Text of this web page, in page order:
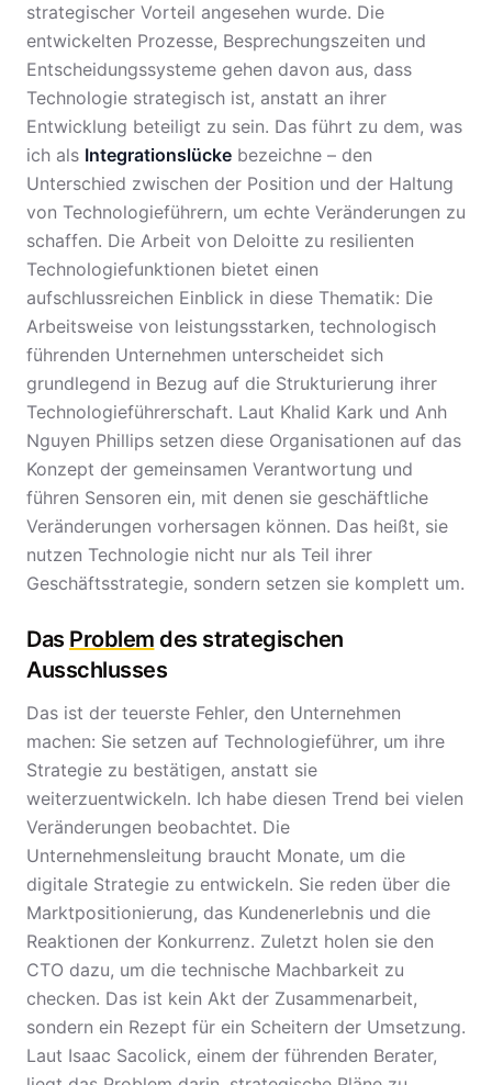
strategischer Vorteil angesehen wurde. Die
entwickelten Prozesse, Besprechungszeiten und
Entscheidungssysteme gehen davon aus, dass
Technologie strategisch ist, anstatt an ihrer
Entwicklung beteiligt zu sein. Das führt zu dem, was
ich als Integrationslücke bezeichne – den
Unterschied zwischen der Position und der Haltung
von Technologieführern, um echte Veränderungen zu
schaffen. Die Arbeit von Deloitte zu resilienten
Technologiefunktionen bietet einen
aufschlussreichen Einblick in diese Thematik: Die
Arbeitsweise von leistungsstarken, technologisch
führenden Unternehmen unterscheidet sich
grundlegend in Bezug auf die Strukturierung ihrer
Technologieführerschaft. Laut Khalid Kark und Anh
Nguyen Phillips setzen diese Organisationen auf das
Konzept der gemeinsamen Verantwortung und
führen Sensoren ein, mit denen sie geschäftliche
Veränderungen vorhersagen können. Das heißt, sie
nutzen Technologie nicht nur als Teil ihrer
Geschäftsstrategie, sondern setzen sie komplett um.
Das Problem des strategischen
Ausschlusses
Das ist der teuerste Fehler, den Unternehmen
machen: Sie setzen auf Technologieführer, um ihre
Strategie zu bestätigen, anstatt sie
weiterzuentwickeln. Ich habe diesen Trend bei vielen
Veränderungen beobachtet. Die
Unternehmensleitung braucht Monate, um die
digitale Strategie zu entwickeln. Sie reden über die
Marktpositionierung, das Kundenerlebnis und die
Reaktionen der Konkurrenz. Zuletzt holen sie den
CTO dazu, um die technische Machbarkeit zu
checken. Das ist kein Akt der Zusammenarbeit,
sondern ein Rezept für ein Scheitern der Umsetzung.
Laut Isaac Sacolick, einem der führenden Berater,